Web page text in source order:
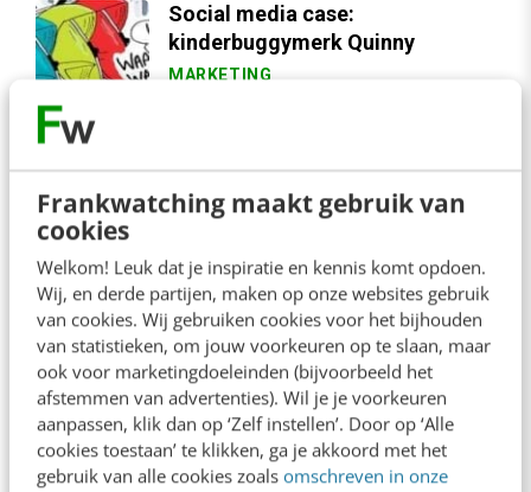
Frankwatching maakt gebruik van
cookies
Welkom! Leuk dat je inspiratie en kennis komt opdoen.
Wij, en derde partijen, maken op onze websites gebruik
van cookies. Wij gebruiken cookies voor het bijhouden
van statistieken, om jouw voorkeuren op te slaan, maar
ook voor marketingdoeleinden (bijvoorbeeld het
afstemmen van advertenties). Wil je je voorkeuren
aanpassen, klik dan op ‘Zelf instellen’. Door op ‘Alle
cookies toestaan’ te klikken, ga je akkoord met het
gebruik van alle cookies zoals omschreven in onze
Social media case:
kinderbuggymerk Quinny
MARKETING
1 2 3 chevron_right
Contact Frankwatching
redactie@frankwatching.com
+31 30 200 1045
Tarieven
Meer contactopties